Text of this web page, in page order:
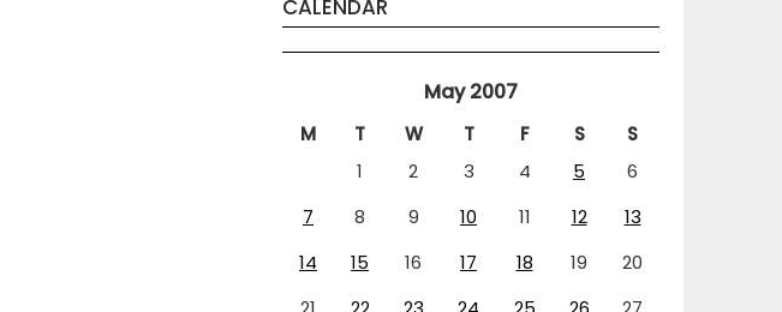
CALENDAR
May 2007
M T W T F S
S
1
2 3 4 5
6
7
8 9 10 11 12
13
14
15 16 17 18 19
20